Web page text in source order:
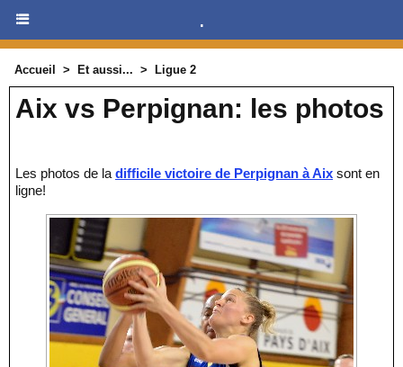
.
Accueil > Et aussi... > Ligue 2
Aix vs Perpignan: les photos
Les photos de la difficile victoire de Perpignan à Aix sont en
ligne!